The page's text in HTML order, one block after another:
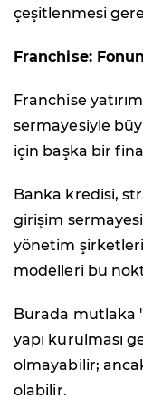
çeşitlenmesi
Franchise:
Franchise
sermayesiyle
için başka bir
Banka kredisi,
girişim
yönetim
modelleri bu
Burada mutlaka
yapı kurulması
olmayabilir;
olabilir.